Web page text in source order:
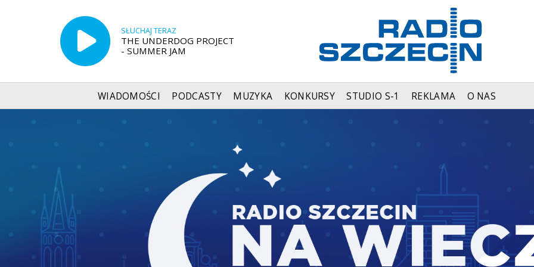
SŁUCHAJ TERAZ
THE UNDERDOG PROJECT
- SUMMER JAM
WIADOMOŚCI PODCASTY MUZYKA KONKURSY STUDIO S-1 REKLAMA O NAS